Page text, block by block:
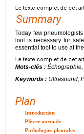
Le texte complet de cet
Summary
Today few
tool is necessary for
essential tool to use at
Le texte complet de cet
Mots-clés :
Keywords : Ultrasound,
Plan
Introduction
Plèvre normale
Pathologies pleurales